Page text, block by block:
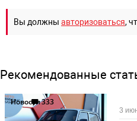
Вы должны авторизоваться,
Рекомендованные
Новости333
3